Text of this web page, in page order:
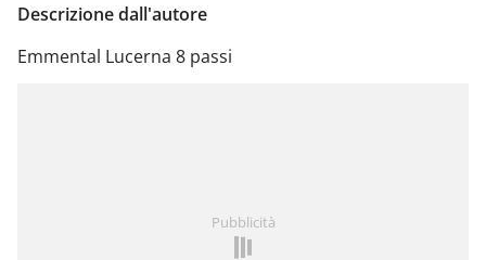
Descrizione dall'autore
Emmental Lucerna 8 passi
Pubblicità